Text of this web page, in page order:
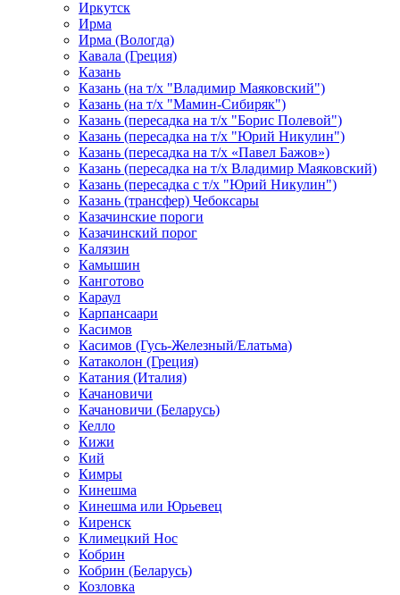
Иркутск
Ирма
Ирма (Вологда)
Кавала (Греция)
Казань
Казань (на т/х "Владимир Маяковский")
Казань (на т/х "Мамин-Сибиряк")
Казань (пересадка на т/х "Борис Полевой")
Казань (пересадка на т/х "Юрий Никулин")
Казань (пересадка на т/х «Павел Бажов»)
Казань (пересадка на т/х Владимир Маяковский)
Казань (пересадка с т/х "Юрий Никулин")
Казань (трансфер) Чебоксары
Казачинские пороги
Казачинский порог
Калязин
Камышин
Канготово
Караул
Карпансаари
Касимов
Касимов (Гусь-Железный/Елатьма)
Катаколон (Греция)
Катания (Италия)
Качановичи
Качановичи (Беларусь)
Келло
Кижи
Кий
Кимры
Кинешма
Кинешма или Юрьевец
Киренск
Климецкий Нос
Кобрин
Кобрин (Беларусь)
Козловка